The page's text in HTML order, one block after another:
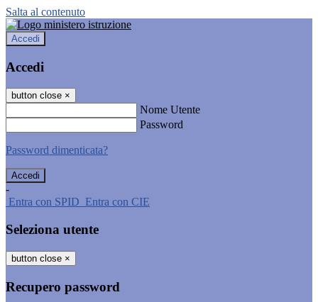
Salta al contenuto
Accedi
Accedi
button close ×
Nome Utente
Password
Password dimenticata?
-
Entra con SPID Entra con CIE
Seleziona utente
button close ×
Recupero password